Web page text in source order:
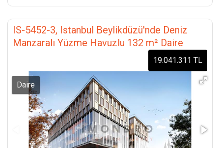
IS-5452-3, Istanbul Beylikdüzü'nde Deniz
Manzaralı Yüzme Havuzlu 132 m² Daire
19.041.311 TL
Daire